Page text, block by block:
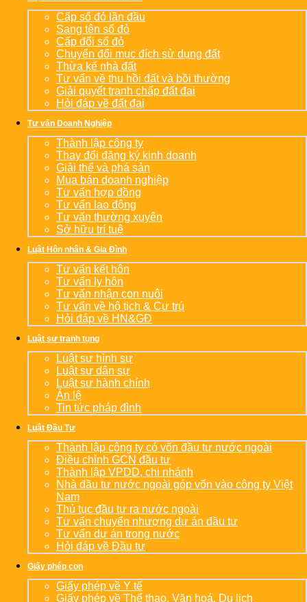
Cấp sổ đỏ lần đầu
Sang tên sổ đỏ
Cấp đổi sổ đỏ
Chuyển đổi mục đích sử dụng đất
Thừa kế nhà đất
Tư vấn về thu hồi đất và bồi thường
Giải quyết tranh chấp đất đai
Hỏi đáp về đất đai
Tư vấn Doanh Nghiệp
Thành lập công ty
Thay đổi đăng ký kinh doanh
Giải thể và phá sản
Mua bán doanh nghiệp
Tư vấn hợp đồng
Tư vấn lao động
Tư vấn thường xuyên
Sở hữu trí tuệ
Luật Hôn nhân & Gia Đình
Tư vấn kết hôn
Tư vấn ly hôn
Tư vấn nhận con nuôi
Tư vấn về hộ tịch & Cư trú
Hỏi đáp về HN&GĐ
Luật sư tranh tụng
Luật sư hình sự
Luật sư dân sự
Luật sư hành chính
Án lệ
Tin tức pháp đình
Luật Đầu Tư
Thành lập công ty có vốn đầu tư nước ngoài
Điều chỉnh GCN đầu tư
Thành lập VPDD, chi nhánh
Nhà đầu tư nước ngoài góp vốn vào công ty Việt
Nam
Thủ tục đầu tư ra nước ngoài
Tư vấn chuyển nhượng dự án đầu tư
Tư vấn dự án trong nước
Hỏi đáp về Đầu tư
Giấy phép con
Giấy phép về Y tế
Giấy phép về Thể thao, Văn hoá, Du lịch